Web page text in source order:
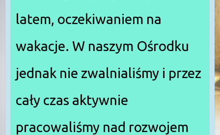
latem, oczekiwaniem na
wakacje. W naszym Ośrodku
jednak nie zwalnialiśmy i przez
cały czas aktywnie
pracowaliśmy nad rozwojem